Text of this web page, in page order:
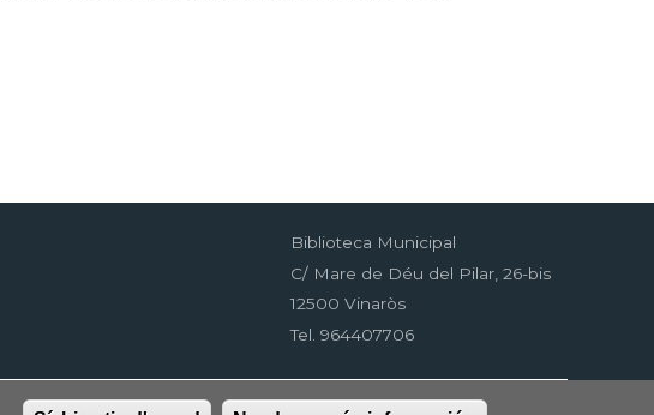
Biblioteca Municipal
C/ Mare de Déu del Pilar, 26-bis
12500 Vinaròs
Tel. 964407706